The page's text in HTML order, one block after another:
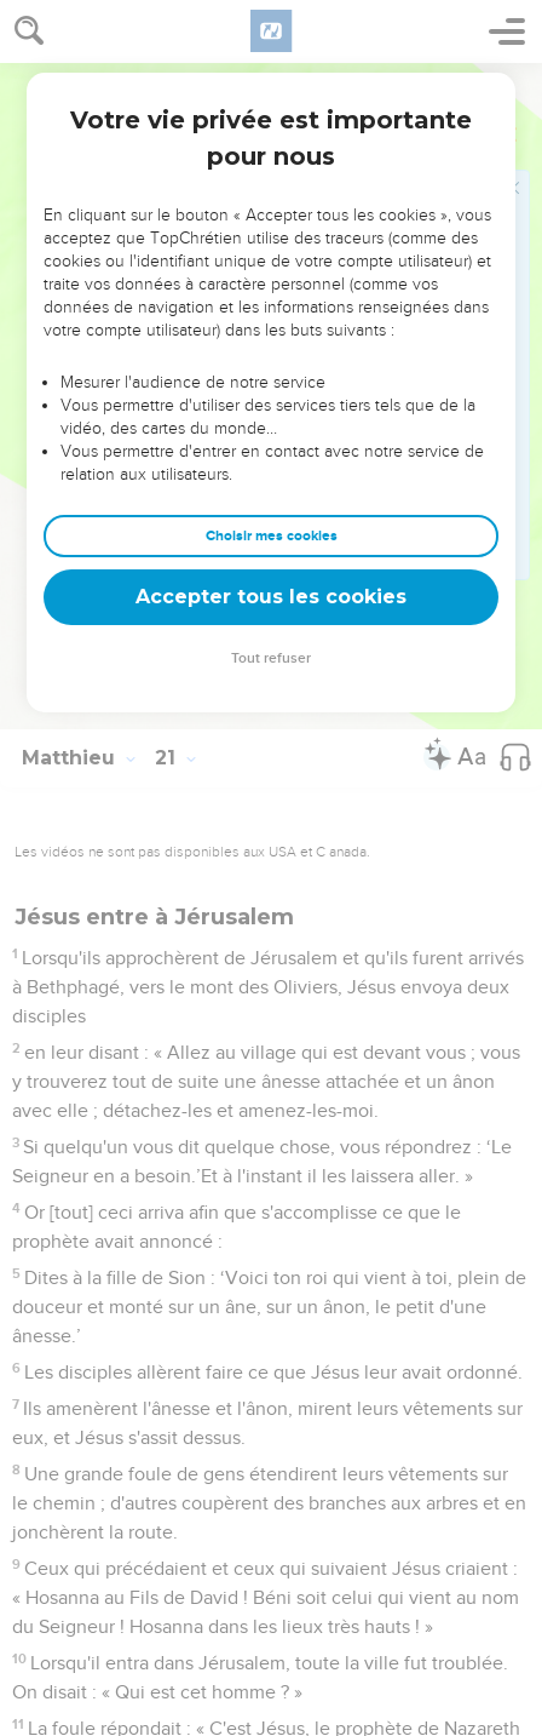
Matthieu 20
sous leur pouvoir.
Ce ne sera pas le cas au milieu de vous, mais si quelqu'un
veut être grand parmi vous, il sera votre serviteur ;
et si quelqu'un veut être le premier parmi vous, qu'il soit
C'est ainsi que le Fils de l'homme est venu, non pour être
servi, mais pour servir et donner sa vie en rançon pour
beaucoup. »
Jésus guérit deux aveugles
Jésus.
Deux aveugles, assis au bord du chemin, entendirent que
Jésus passait et crièrent : « Aie pitié de nous, Seigneur, Fils
de David ! »
La foule les reprenait pour les faire taire, mais ils crièrent
plus fort : « Aie pitié de nous, Seigneur, Fils de David ! »
Jésus s'arrêta, les appela et dit : « Que voulez-vous que je
fasse pour vous ? »
Matthieu 21
Les vidéos ne sont pas disponibles aux USA et C anada.
Jésus entre à Jérusalem
1 Lorsqu'ils approchèrent de Jérusalem et qu'ils furent arrivés
à Bethphagé, vers le mont des Oliviers, Jésus envoya deux
disciples
2 en leur disant : « Allez au village qui est devant vous ; vous
y trouverez tout de suite une ânesse attachée et un ânon
avec elle ; détachez-les et amenez-les-moi.
3 Si quelqu'un vous dit quelque chose, vous répondrez : ‘Le
Seigneur en a besoin.’Et à l'instant il les laissera aller. »
4 Or [tout] ceci arriva afin que s'accomplisse ce que le
prophète avait annoncé :
5 Dites à la fille de Sion : ‘Voici ton roi qui vient à toi, plein de
douceur et monté sur un âne, sur un ânon, le petit d'une
ânesse.’
6 Les disciples allèrent faire ce que Jésus leur avait ordonné.
7 Ils amenèrent l'ânesse et l'ânon, mirent leurs vêtements sur
eux, et Jésus s'assit dessus.
8 Une grande foule de gens étendirent leurs vêtements sur
le chemin ; d'autres coupèrent des branches aux arbres et en
jonchèrent la route.
9 Ceux qui précédaient et ceux qui suivaient Jésus criaient :
« Hosanna au Fils de David ! Béni soit celui qui vient au nom
du Seigneur ! Hosanna dans les lieux très hauts ! »
10 Lorsqu'il entra dans Jérusalem, toute la ville fut troublée.
On disait : « Qui est cet homme ? »
11 La foule répondait : « C'est Jésus, le prophète de Nazareth
Votre vie privée est importante
pour nous
En cliquant sur le bouton « Accepter tous les cookies », vous
acceptez que TopChrétien utilise des traceurs (comme des
cookies ou l'identifiant unique de votre compte utilisateur) et
traite vos données à caractère personnel (comme vos
données de navigation et les informations renseignées dans
votre compte utilisateur) dans les buts suivants :
Mesurer l'audience de notre service
Vous permettre d'utiliser des services tiers tels que de la
vidéo, des cartes du monde…
Vous permettre d'entrer en contact avec notre service de
relation aux utilisateurs.
Choisir mes cookies
Accepter tous les cookies
Tout refuser